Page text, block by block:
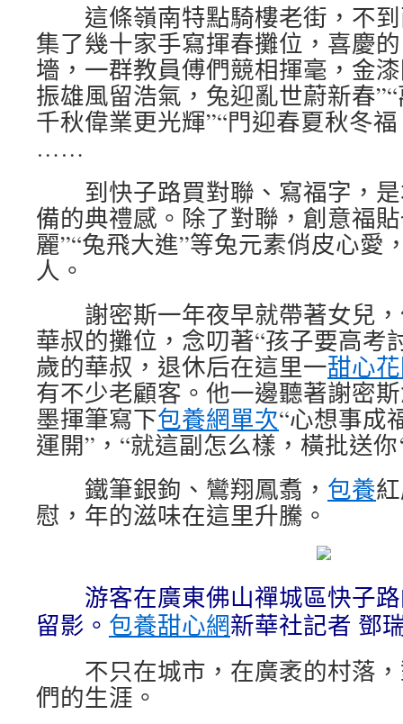
這條嶺南特點騎樓老街，不到
集了幾十家手寫揮春攤位，喜慶
墻，一群教員傅們競相揮毫，金
振雄風留浩氣，兔迎亂世蔚新春
千秋偉業更光輝”“門迎春夏秋冬
……
到快子路買對聯、寫福字，是
備的典禮感。除了對聯，創意福
麗”“兔飛大進”等兔元素俏皮心愛
人。
謝密斯一年夜早就帶著女兒，
華叔的攤位，念叨著“孩子要高考
歲的華叔，退休后在這里一甜心
有不少老顧客。他一邊聽著謝密
墨揮筆寫下包養網單次“心想事成
運開”，“就這副怎么樣，橫批送你
鐵筆銀鉤、鸞翔鳳翥， 包養
慰，年的滋味在這里升騰。
游客在廣東佛山禪城區快子路
留影。 包養甜心網新華社記者 鄧
不只在城市，在廣袤的村落，
們的生涯。